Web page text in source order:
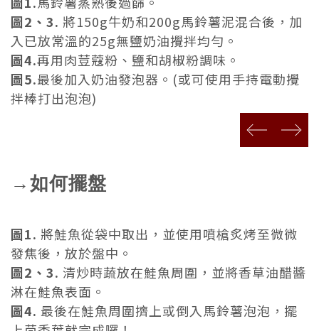
圖2、3. 將150g牛奶和200g馬鈴薯泥混合後，加
入已放常溫的25g無鹽奶油攪拌均勻。
圖4.再用肉荳蔻粉、鹽和胡椒粉調味。
圖5.最後加入奶油發泡器。(或可使用手持電動攪
拌棒打出泡泡)
prev next
→如何擺盤
圖1. 將鮭魚從袋中取出，並使用噴槍炙烤至微微
發焦後，放於盤中。
圖2、3. 清炒時蔬放在鮭魚周圍，並將香草油醋醬
淋在鮭魚表面。
圖4. 最後在鮭魚周圍擠上或倒入馬鈴薯泡泡，擺